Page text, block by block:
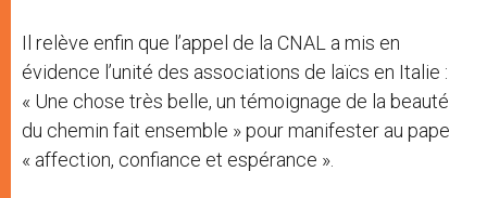
Il relève enfin que l’appel de la CNAL a mis en
évidence l’unité des associations de laïcs en Italie :
« Une chose très belle, un témoignage de la beauté
du chemin fait ensemble » pour manifester au pape
« affection, confiance et espérance ».